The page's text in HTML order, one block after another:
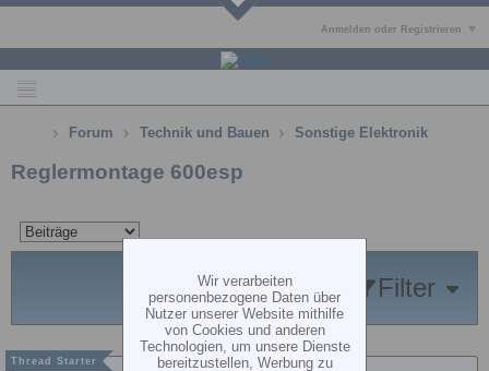
Anmelden oder Registrieren
Forum Technik und Bauen Sonstige Elektronik
Reglermontage 600esp
Filter
Wir verarbeiten
personenbezogene Daten über
Nutzer unserer Website mithilfe
von Cookies und anderen
Technologien, um unsere Dienste
bereitzustellen, Werbung zu